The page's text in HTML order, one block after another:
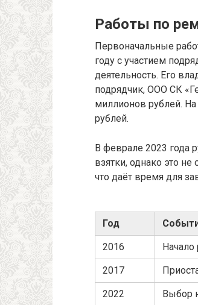
Работы по
Первоначальные
году с участием
деятельность. Его
подрядчик, ООО СК
миллионов рублей.
рублей.
В феврале 2023 года
взятки, однако это не
что даёт время для
Год
2016 Начало
2017
2022 Выбор